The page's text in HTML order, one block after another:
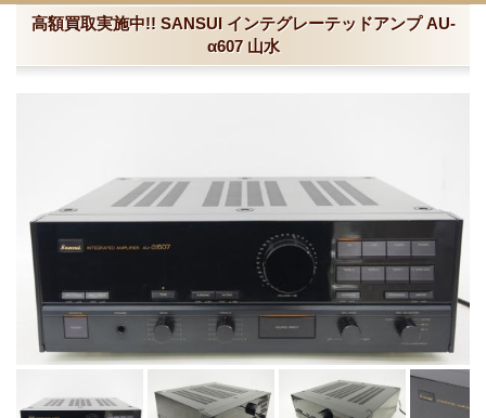
高額買取実施中!! SANSUI インテグレーテッドアンプ AU-
α607 山水